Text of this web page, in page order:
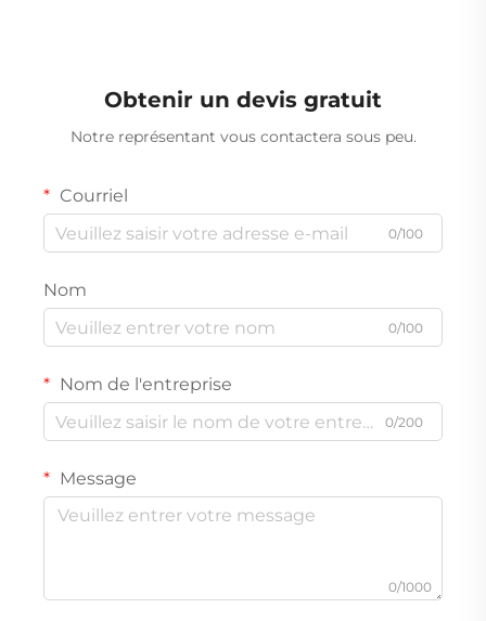
Obtenir un devis gratuit
Notre représentant vous contactera sous peu.
Courriel
0/100
Nom
0/100
Nom de l'entreprise
0/200
Message
0/1000